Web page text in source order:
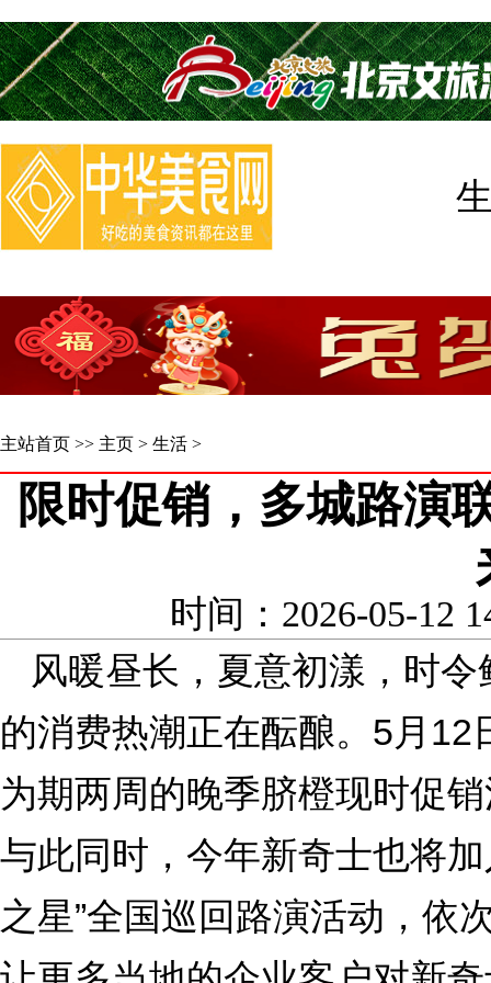
主站首页 >> 主页 > 生活 >
限时促销，多城路演
时间：2026-05-12
风暖昼长，夏意初漾，时
的消费热潮正在酝酿。5月
为期两周的晚季脐橙现时促
与此同时，今年新奇士也将
之星”全国巡回路演活动，依